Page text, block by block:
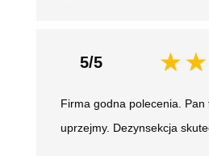
5/5
Firma godna polecenia. Pan
uprzejmy. Dezynsekcja